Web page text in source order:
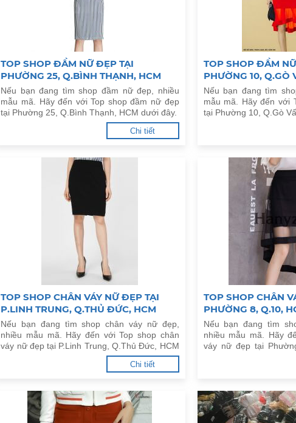
TOP SHOP ĐẦM NỮ ĐẸP TẠI
PHƯỜNG 25, Q.BÌNH THẠNH, HCM
Nếu bạn đang tìm shop đầm nữ đẹp, nhiều
mẫu mã. Hãy đến với Top shop đầm nữ đẹp
tại Phường 25, Q.Bình Thạnh, HCM dưới đây.
Chi tiết
TOP SHOP ĐẦM
PHƯỜNG 10, Q.GÒ
Nếu bạn đang tìm
mẫu mã. Hãy đến với
tại Phường 10, Q.Gò
TOP SHOP CHÂN VÁY NỮ ĐẸP TẠI
P.LINH TRUNG, Q.THỦ ĐỨC, HCM
Nếu bạn đang tìm shop chân váy nữ đẹp,
nhiều mẫu mã. Hãy đến với Top shop chân
váy nữ đẹp tại P.Linh Trung, Q.Thủ Đức, HCM
Chi tiết
TOP SHOP CHÂN
PHƯỜNG 8, Q.10,
Nếu bạn đang tìm
nhiều mẫu mã. Hãy
váy nữ đẹp tại